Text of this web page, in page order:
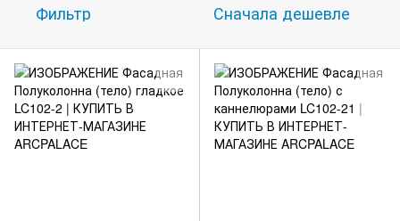
Фильтр Сначала дешевле